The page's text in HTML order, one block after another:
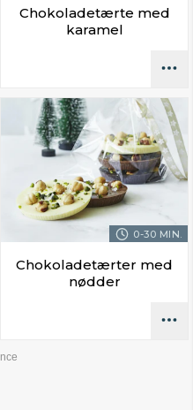
Chokoladetærte med
karamel
0-30 MIN.
Chokoladetærter med
nødder